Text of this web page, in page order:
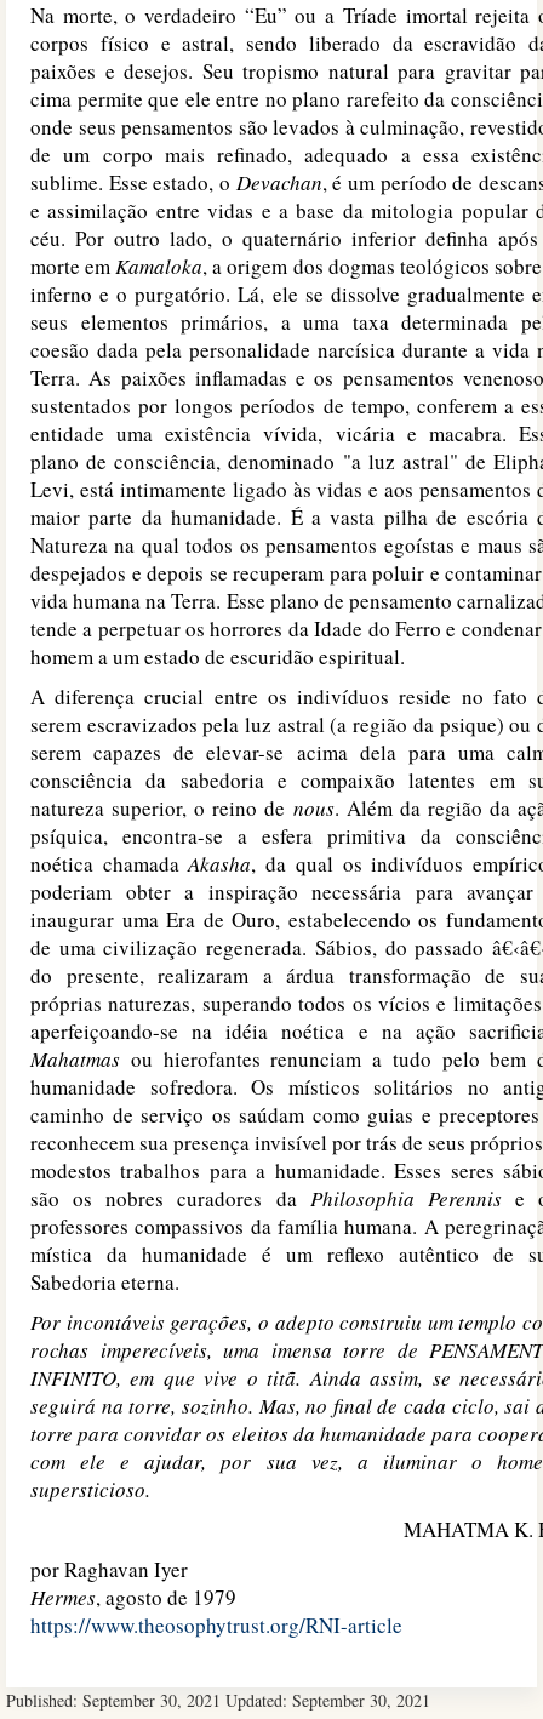
Na morte, o verdadeiro “Eu” ou a Tríade imortal rejeita
corpos físico e astral, sendo liberado da escravidão
paixões e desejos. Seu tropismo natural para gravitar
cima permite que ele entre no plano rarefeito da
onde seus pensamentos são levados à culminação,
de um corpo mais refinado, adequado a essa
sublime. Esse estado, o Devachan, é um período de
e assimilação entre vidas e a base da mitologia popular
céu. Por outro lado, o quaternário inferior definha
morte emKamaloka, a origem dos dogmas teológicos
inferno e o purgatório. Lá, ele se dissolve gradualmente
seus elementos primários, a uma taxa determinada
coesão dada pela personalidade narcísica durante a vida
Terra. As paixões inflamadas e os pensamentos
sustentados por longos períodos de tempo, conferem a
entidade uma existência vívida, vicária e macabra.
plano de consciência, denominado "a luz astral" de
Levi, está intimamente ligado às vidas e aos pensamentos
maior parte da humanidade. É a vasta pilha de escória
Natureza na qual todos os pensamentos egoístas e maus
despejados e depois se recuperam para poluir e
vida humana na Terra. Esse plano de pensamento
tende a perpetuar os horrores da Idade do Ferro e
homem a um estado de escuridão espiritual.
A diferença crucial entre os indivíduos reside no fato
serem escravizados pela luz astral (a região da psique) ou
serem capazes de elevar-se acima dela para uma
consciência da sabedoria e compaixão latentes em
natureza superior, o reino de nous. Além da região da
psíquica, encontra-se a esfera primitiva da
noética chamadaAkasha, da qual os indivíduos
poderiam obter a inspiração necessária para
inaugurar uma Era de Ouro, estabelecendo os
de uma civilização regenerada. Sábios, do passado
do presente, realizaram a árdua transformação de
próprias naturezas, superando todos os vícios e
aperfeiçoando-se na idéia noética e na ação
Mahatmas ou hierofantes renunciam a tudo pelo bem
humanidade sofredora. Os místicos solitários no
caminho de serviço os saúdam como guias e
reconhecem sua presença invisível por trás de seus
modestos trabalhos para a humanidade. Esses seres
são os nobres curadores da Philosophia Perennise
professores compassivos da família humana. A
mística da humanidade é um reflexo autêntico de
Sabedoria eterna.
Por incontáveis gerações, o adepto construiu um templo
rochas imperecíveis, uma imensa torre de
INFINITO, em que vive o titã. Ainda assim, se
seguirá na torre, sozinho. Mas, no final de cada ciclo, sai
torre para convidar os eleitos da humanidade para
com ele e ajudar, por sua vez, a iluminar o
supersticioso.
MAHATMA K.
por Raghavan Iyer
Hermes, agosto de 1979
https://www.theosophytrust.org/RNI-article
Published: September 30, 2021 Updated: September 30, 2021